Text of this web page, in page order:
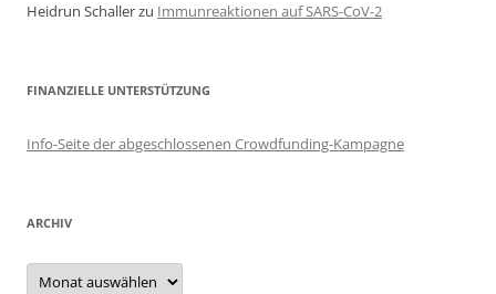
Heidrun Schallerzu Immunreaktionen auf SARS-CoV-2
FINANZIELLE UNTERSTÜTZUNG
Info-Seite der abgeschlossenen Crowdfunding-Kampagne
ARCHIV
Archiv